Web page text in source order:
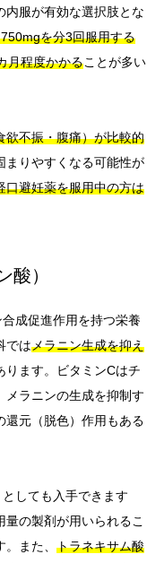
内服が有効な選択肢とな
を分3回服用する
月程度かかることが多い
欲不振・腹痛）が比較的
まりやすくなる可能性が
口避妊薬を服用中の方は
酸）
成促進作用を持つ栄養
ではメラニン生成を抑え
ります。ビタミンCはチ
メラニンの生成を抑制す
還元（脱色）作用もある
しても入手できます
の製剤が用いられるこ
また、 トラネキサム酸